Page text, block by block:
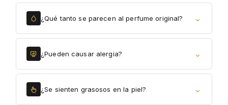
¿Qué tanto se parecen al perfume original? ⌄
¿Pueden causar alergia? ⌄
¿Se sienten grasosos en la piel? ⌄